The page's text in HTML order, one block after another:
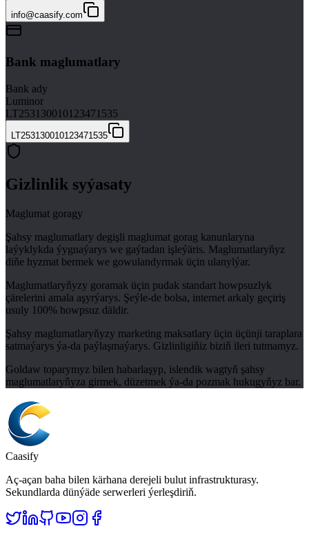
info@caasify.com
Bank maglumatlary
Bank ady
Luminor
LT253130010123471535
LT253130010123471535
Gizlinlik syýasaty
Maglumat goragy
Şahsy maglumatlary degişli maglumat gorag kanunlaryna
laýyklykda ýygnaýarys we gaýtadan işleýäris. Maglumatlaryňyz
diňe hyzmat bermek we gowulandyrmak üçin ulanylýar.
Maglumatlaryňyzy goramak üçin pudak standart howpsuzlyk
çärelerini amala aşyrýarys. Şeýle-de bolsa, internet arkaly geçiriş
usuly 100% howpsuz däldir.
Şahsy maglumatlaryňyzy marketing maksatlary üçin üçünji taraplara
satmaýarys ýa-da paýlaşmaýarys. Gizlinligiňiz biziň ileri tutmamyz.
Goldaw toparymyz bilen habarlaşyp, islendik wagtyň şahsy
maglumatlaryňyza girmek, düzetmek ýa-da pozmak hukugyňyz bar.
Caasify
Aç-açan baha bilen kärhana derejeli bulut infrastrukturasy.
Sekundlarda dünýäde serwerleri ýerleşdiriň.